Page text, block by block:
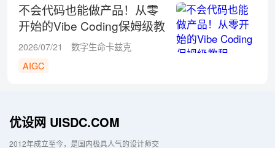
不会代码也能做产品！从零
开始的Vibe Coding保姆级教
程
2026/07/21
数字生命卡兹克
AIGC
优设网 UISDC.COM
2012年成立至今，是国内极具人气的设计师交